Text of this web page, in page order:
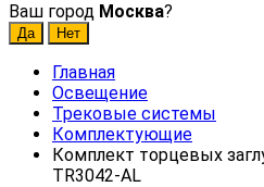
Ваш город Москва?
Главная
Освещение
Трековые системы
Комплектующие
Комплект торцевых
TR3042-AL